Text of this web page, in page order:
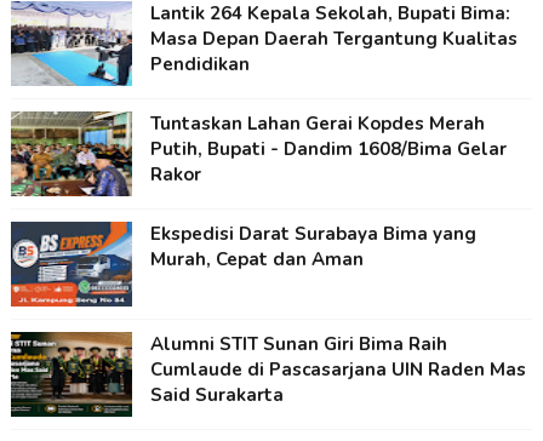
Lantik 264 Kepala Sekolah, Bupati Bima:
Masa Depan Daerah Tergantung Kualitas
Pendidikan
Tuntaskan Lahan Gerai Kopdes Merah
Putih, Bupati - Dandim 1608/Bima Gelar
Rakor
Ekspedisi Darat Surabaya Bima yang
Murah, Cepat dan Aman
Alumni STIT Sunan Giri Bima Raih
Cumlaude di Pascasarjana UIN Raden Mas
Said Surakarta